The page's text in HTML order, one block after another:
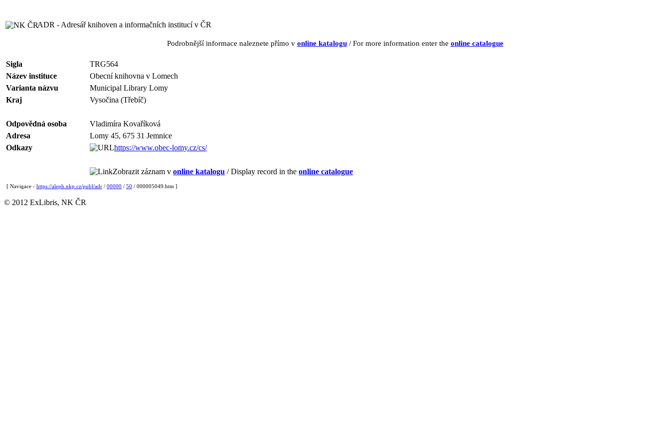
ADR - Adresář knihoven a informačních institucí v ČR
Podrobnější informace naleznete přímo v online katalogu/ For more information enter the online catalogue
Sigla
TRG564
Název instituce
Obecní knihovna v Lomech
Varianta názvu
Municipal Library Lomy
Kraj
Vysočina (Třebíč)
Odpovědná osoba
Vladimíra Kovaříková
Adresa
Lomy 45, 675 31 Jemnice
Odkazy
https://www.obec-lomy.cz/cs/
Zobrazit záznam v online katalogu / Display record in the online catalogue
[ Navigace - https://aleph.nkp.cz/publ/adr / 00000 / 50 / 000005049.htm ]
© 2012 ExLibris, NK ČR